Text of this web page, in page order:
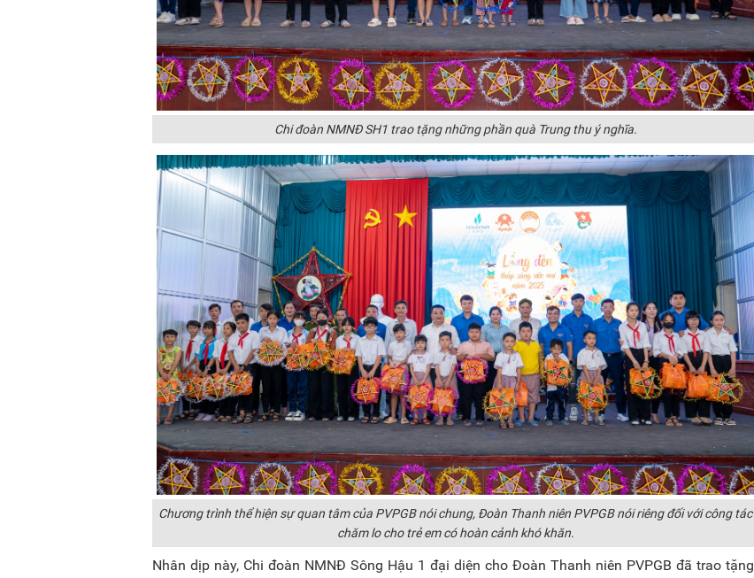
Chi đoàn NMNĐ SH1 trao tặng những phần quà Trung thu ý nghĩa.
Chương trình thể hiện sự quan tâm của PVPGB nói chung, Đoàn Thanh niên PVPGB nói riêng đối với công tác
chăm lo cho trẻ em có hoàn cảnh khó khăn.
Nhân dịp này, Chi đoàn NMNĐ Sông Hậu 1 đại diện cho Đoàn Thanh niên PVPGB đã trao tặng